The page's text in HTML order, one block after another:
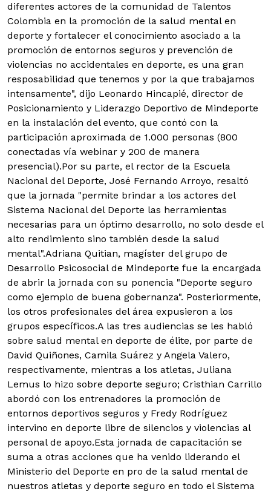
diferentes actores de la comunidad de Talentos
Colombia en la promoción de la salud mental en
deporte y fortalecer el conocimiento asociado a la
promoción de entornos seguros y prevención de
violencias no accidentales en deporte, es una gran
resposabilidad que tenemos y por la que trabajamos
intensamente", dijo Leonardo Hincapié, director de
Posicionamiento y Liderazgo Deportivo de Mindeporte
en la instalación del evento, que contó con la
participación aproximada de 1.000 personas (800
conectadas vía webinar y 200 de manera
presencial).Por su parte, el rector de la Escuela
Nacional del Deporte, José Fernando Arroyo, resaltó
que la jornada "permite brindar a los actores del
Sistema Nacional del Deporte las herramientas
necesarias para un óptimo desarrollo, no solo desde el
alto rendimiento sino también desde la salud
mental".Adriana Quitian, magíster del grupo de
Desarrollo Psicosocial de Mindeporte fue la encargada
de abrir la jornada con su ponencia "Deporte seguro
como ejemplo de buena gobernanza". Posteriormente,
los otros profesionales del área expusieron a los
grupos específicos.A las tres audiencias se les habló
sobre salud mental en deporte de élite, por parte de
David Quiñones, Camila Suárez y Angela Valero,
respectivamente, mientras a los atletas, Juliana
Lemus lo hizo sobre deporte seguro; Cristhian Carrillo
abordó con los entrenadores la promoción de
entornos deportivos seguros y Fredy Rodríguez
intervino en deporte libre de silencios y violencias al
personal de apoyo.Esta jornada de capacitación se
suma a otras acciones que ha venido liderando el
Ministerio del Deporte en pro de la salud mental de
nuestros atletas y deporte seguro en todo el Sistema